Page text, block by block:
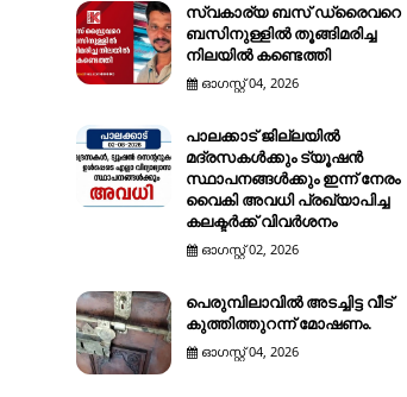
സ്വകാര്യ ബസ് ഡ്രൈവറെ
ബസിനുള്ളിൽ തൂങ്ങിമരിച്ച
നിലയിൽ കണ്ടെത്തി
ഓഗസ്റ്റ് 04, 2026
പാലക്കാട് ജില്ലയിൽ
മദ്രസകൾക്കും ട്യൂഷൻ
സ്ഥാപനങ്ങൾക്കും ഇന്ന് നേരം
വൈകി അവധി പ്രഖ്യാപിച്ച
കലക്ടർക്ക് വിവർശനം
ഓഗസ്റ്റ് 02, 2026
പെരുമ്പിലാവിൽ അടച്ചിട്ട വീട്
കുത്തിത്തുറന്ന് മോഷണം.
ഓഗസ്റ്റ് 04, 2026